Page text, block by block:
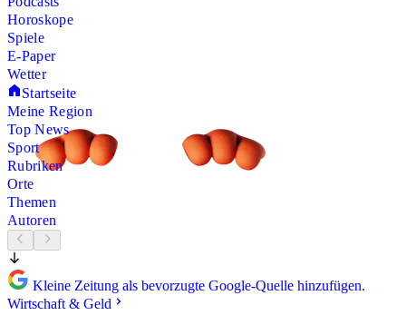
Horoskope
Spiele
E-Paper
Wetter
Startseite
Meine Region
Top News
Sport
Rubriken
Orte
Themen
Autoren
Kleine Zeitung als bevorzugte Google-Quelle hinzufügen.
Wirtschaft & Geld